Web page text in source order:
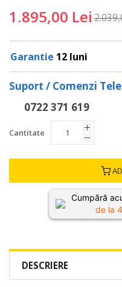
1.895,00 Lei
Garantie 12 luni
Suport / Comenzi
0722 371 619
Cantitate
Cumpără
de la
DESCRIERE